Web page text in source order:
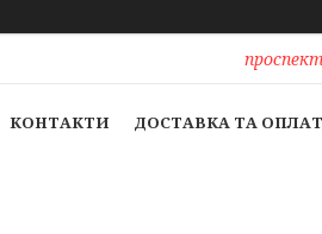
КОНТАКТИ ДОСТАВКА ТА